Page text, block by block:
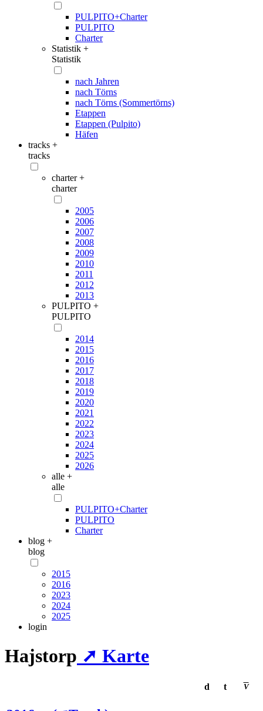
PULPITO+Charter
PULPITO
Charter
Statistik +
Statistik
nach Jahren
nach Törns
nach Törns (Sommertörns)
Etappen
Etappen (Pulpito)
Häfen
tracks +
tracks
charter +
charter
2005
2006
2007
2008
2009
2010
2011
2012
2013
PULPITO +
PULPITO
2014
2015
2016
2017
2018
2019
2020
2021
2022
2023
2024
2025
2026
alle +
alle
PULPITO+Charter
PULPITO
Charter
blog +
blog
2015
2016
2023
2024
2025
login
Hajstorp ➚ Karte
d t V